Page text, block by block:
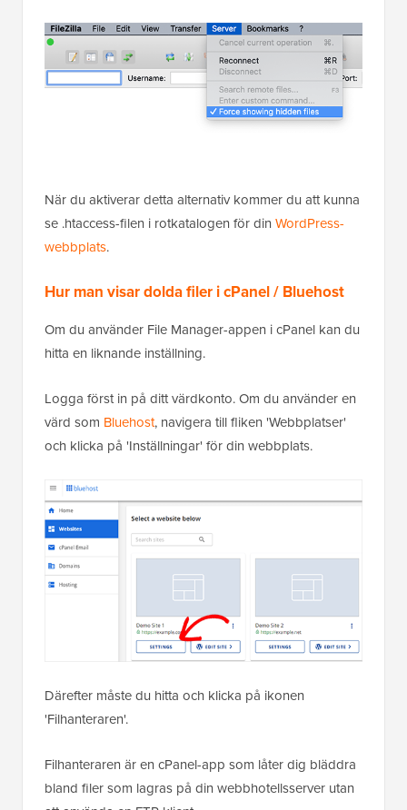
När du aktiverar detta alternativ kommer du att kunna
se .htaccess-filen i rotkatalogen för din WordPress-
webbplats.
Hur man visar dolda filer i cPanel / Bluehost
Om du använder File Manager-appen i cPanel kan du
hitta en liknande inställning.
Logga först in på ditt värdkonto. Om du använder en
värd som Bluehost, navigera till fliken 'Webbplatser'
och klicka på 'Inställningar' för din webbplats.
Därefter måste du hitta och klicka på ikonen
'Filhanteraren'.
Filhanteraren är en cPanel-app som låter dig bläddra
bland filer som lagras på din webbhotellsserver utan